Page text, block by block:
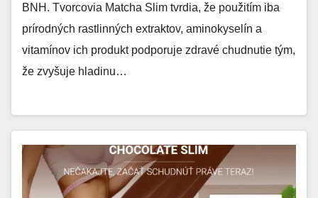
BNH. Tvorcovia Matcha Slim tvrdia, že použitím iba
prírodných rastlinných extraktov, aminokyselín a
vitamínov ich produkt podporuje zdravé chudnutie tým,
že zvyšuje hladinu…